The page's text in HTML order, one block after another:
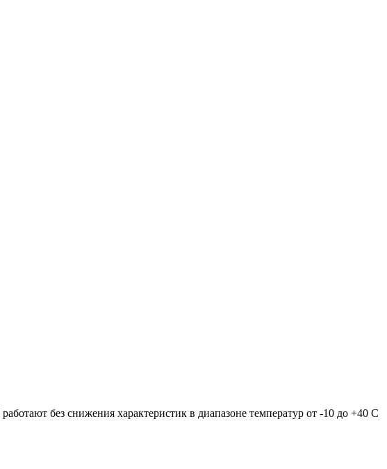
без снижения характеристик в диапазоне температур от -10 до +40 С